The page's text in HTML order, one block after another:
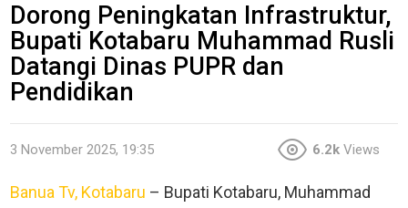
Dorong Peningkatan Infrastruktur,
Bupati Kotabaru Muhammad Rusli
Datangi Dinas PUPR dan
Pendidikan
3 November 2025, 19:35 6.2k Views
Banua Tv, Kotabaru – Bupati Kotabaru, Muhammad